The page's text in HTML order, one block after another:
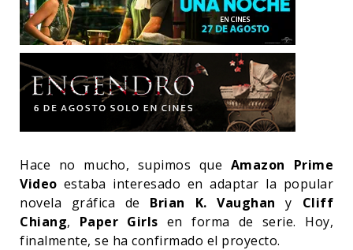
Hace no mucho, supimos que Amazon Prime
Video estaba interesado en adaptar la popular
novela gráfica de Brian K. Vaughany Cliff
Chiang, Paper Girls en forma de serie. Hoy,
finalmente, se ha confirmado el proyecto.